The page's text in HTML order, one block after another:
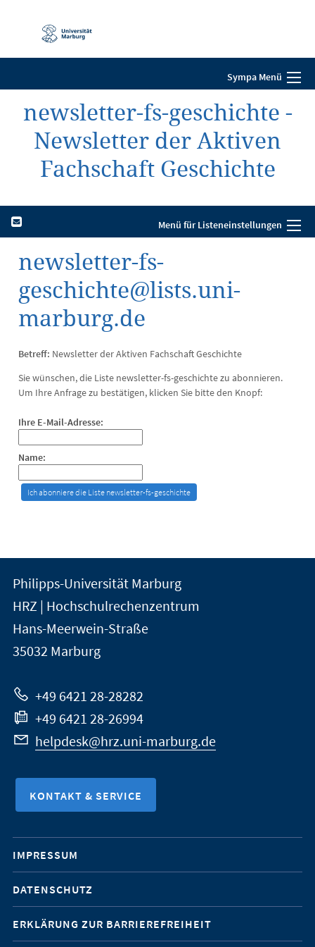
Navigation
Sympa Menü
newsletter-fs-geschichte -
Newsletter der Aktiven
Fachschaft Geschichte
Menü für Listeneinstellungen
newsletter-fs-
geschichte@lists.uni-
marburg.de
Betreff: Newsletter der Aktiven Fachschaft Geschichte
Sie wünschen, die Liste newsletter-fs-geschichte zu abonnieren.
Um Ihre Anfrage zu bestätigen, klicken Sie bitte den Knopf:
Ihre E-Mail-Adresse:
Name:
Kontakt
und
Informationen
zur
Website
der
Universität
Marburg
Philipps-Universität Marburg
HRZ | Hochschulrechenzentrum
Hans-Meerwein-Straße
35032 Marburg
+49 6421 28-28282
+49 6421 28-26994
helpdesk@hrz.uni-marburg.de
KONTAKT & SERVICE
Mobile-
Service-
Navigation
IMPRESSUM
DATENSCHUTZ
ERKLÄRUNG ZUR BARRIEREFREIHEIT